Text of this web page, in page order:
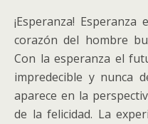
¡Esperanza!
corazón del hombre
Con la esperanza el
impredecible y nunca
aparece en la
de la felicidad. La